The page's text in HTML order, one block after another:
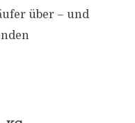
über – und